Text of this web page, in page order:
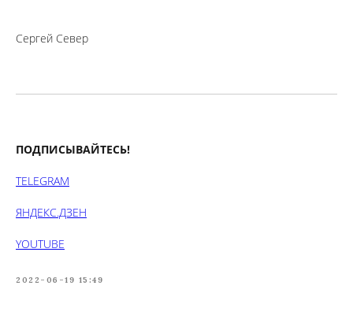
Сергей Север
ПОДПИСЫВАЙТЕСЬ!
TELEGRAM
ЯНДЕКС.ДЗЕН
YOUTUBE
2022-06-19 15:49